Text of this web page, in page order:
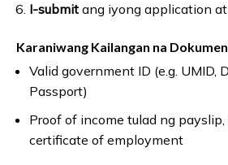
I-submitang iyong application
Karaniwang Kailangan na
Valid government ID (e.g. UMID,
Passport)
Proof of income tulad ng
certificate of employment